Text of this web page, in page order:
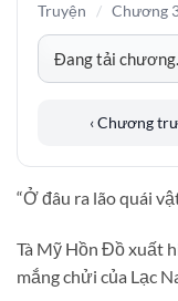
Truyện / Chương
‹ Chương
“Ở đâu ra lão quái
Tà Mỹ Hồn Đồ xuất
mắng chửi của Lạc